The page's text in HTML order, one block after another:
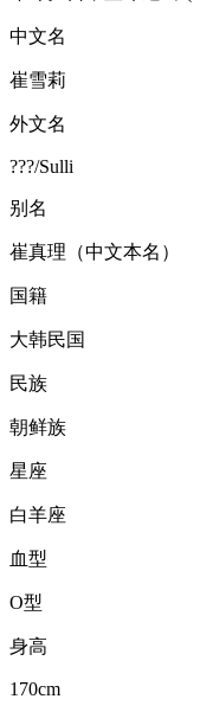
中文名
崔雪莉
外文名
???/Sulli
别名
崔真理（中文本名）
国籍
大韩民国
民族
朝鲜族
星座
白羊座
血型
O型
身高
170cm